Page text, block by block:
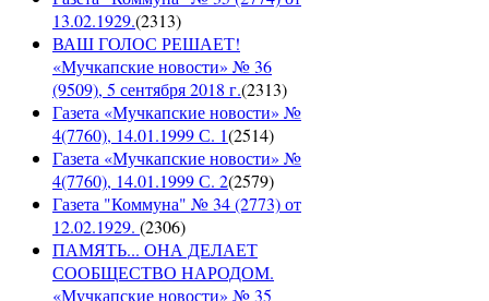
13.02.1929.(2313)
ВАШ ГОЛОС РЕШАЕТ!
«Мучкапские новости» № 36
(9509), 5 сентября 2018 г.(2313)
Газета «Мучкапские новости» №
4(7760), 14.01.1999 С. 1(2514)
Газета «Мучкапские новости» №
4(7760), 14.01.1999 С. 2(2579)
Газета "Коммуна" № 34 (2773) от
12.02.1929. (2306)
ПАМЯТЬ... ОНА ДЕЛАЕТ
СООБЩЕСТВО НАРОДОМ.
«Мучкапские новости» № 35